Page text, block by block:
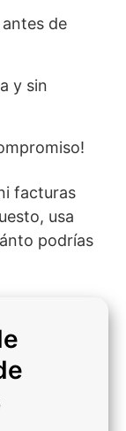
de
y sin
facturas
usa
podrías